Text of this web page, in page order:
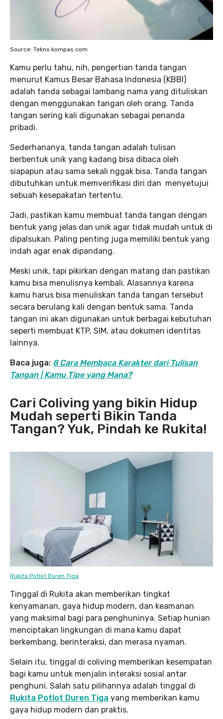
Source: Tekno.kompas.com
Kamu perlu tahu, nih, pengertian tanda tangan
menurut Kamus Besar Bahasa Indonesia (KBBI)
adalah tanda sebagai lambang nama yang dituliskan
dengan menggunakan tangan oleh orang. Tanda
tangan sering kali digunakan sebagai penanda
pribadi.
Sederhananya, tanda tangan adalah tulisan
berbentuk unik yang kadang bisa dibaca oleh
siapapun atau sama sekali nggak bisa. Tanda tangan
dibutuhkan untuk memverifikasi diri dan menyetujui
sebuah kesepakatan tertentu.
Jadi, pastikan kamu membuat tanda tangan dengan
bentuk yang jelas dan unik agar tidak mudah untuk di
dipalsukan. Paling penting juga memiliki bentuk yang
indah agar enak dipandang.
Meski unik, tapi pikirkan dengan matang dan pastikan
kamu bisa menulisnya kembali. Alasannya karena
kamu harus bisa menuliskan tanda tangan tersebut
secara berulang kali dengan bentuk sama. Tanda
tangan ini akan digunakan untuk berbagai kebutuhan
seperti membuat KTP, SIM, atau dokumen identitas
lainnya.
Baca juga: 8 Cara Membaca Karakter dari Tulisan
Tangan | Kamu Tipe yang Mana?
Cari Coliving yang bikin Hidup
Mudah seperti Bikin Tanda
Tangan? Yuk, Pindah ke Rukita!
Rukita Potlot Duren Tiga
Tinggal di Rukita akan memberikan tingkat
kenyamanan, gaya hidup modern, dan keamanan
yang maksimal bagi para penghuninya. Setiap hunian
menciptakan lingkungan di mana kamu dapat
berkembang, berinteraksi, dan merasa nyaman.
Selain itu, tinggal di coliving memberikan kesempatan
bagi kamu untuk menjalin interaksi sosial antar
penghuni. Salah satu pilihannya adalah tinggal di
Rukita Potlot Duren Tiga yang memberikan kamu
gaya hidup modern dan praktis.